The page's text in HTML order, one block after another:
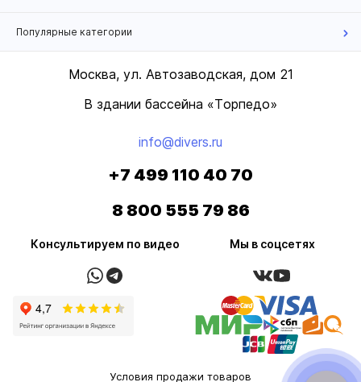
Популярные категории
Москва, ул. Автозаводская, дом 21
В здании бассейна «Торпедо»
info@divers.ru
Консультируем по видео Мы в соцсетях
+7 499 110 40 70
8 800 555 79 86
Условия продажи товаров